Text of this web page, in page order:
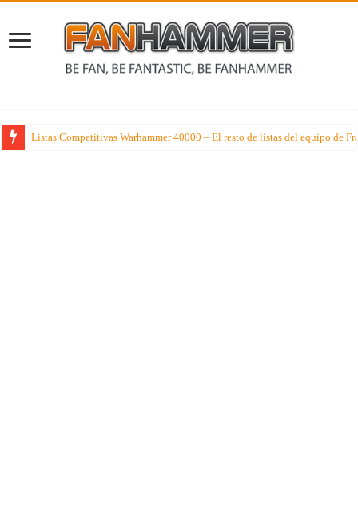
Listas Competitivas Warhammer 40000 – El resto de listas del equipo de